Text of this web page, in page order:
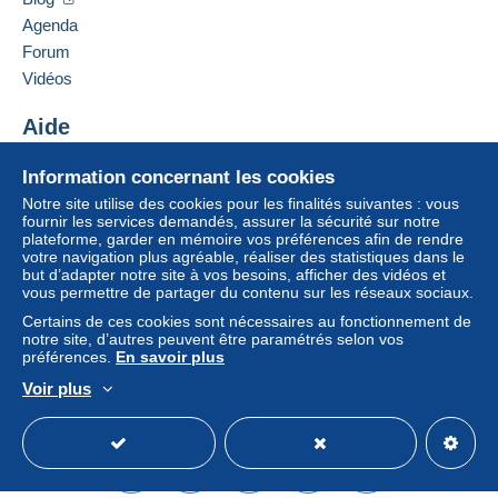
Un paiement ne passant pas par
paiement integré au site
vendeur à l’acheteur. Un achat non payé peut
entraîner des conséquences au niveau du compte
Si les conditions de vente du vendeur comportent
considérer comme nulles et non avenues. Les
conditions de paiement du site Delcampe, telles
que définies dans lesconditions d’utilisation , sont
les seules applicables.
Les achats doivent être payés dans les 14 jours
vendeur.
Garantie :
Droit de rétractation
l’acheteur.
Pour connaître les délais de retour et de
remboursement du lot, consultez les
conditions
Ajouter ce vendeur aux favoris
Information concernant les cookies
Notre site utilise des cookies pour les finalités suivantes : vous
fournir les services demandés, assurer la sécurité sur notre
plateforme, garder en mémoire vos préférences afin de rendre
votre navigation plus agréable, réaliser des statistiques dans le
but d’adapter notre site à vos besoins, afficher des vidéos et
vous permettre de partager du contenu sur les réseaux sociaux.
Certains de ces cookies sont nécessaires au fonctionnement de
notre site, d’autres peuvent être paramétrés selon vos
préférences. En savoir plus
Voir plus
Agenda
Forum
Vidéos
Aide
Acheter sur Delcampe
Vendre sur Delcampe
Un site sécurisé